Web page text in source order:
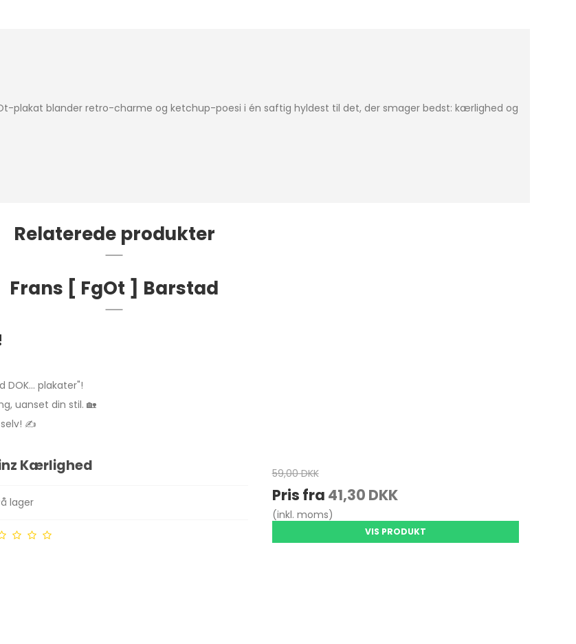
plakat blander retro-charme og ketchup-poesi i én saftig hyldest til det, der smager bedst: kærlighed og
Relaterede produkter
Frans [ FgOt ] Barstad
plakater"!
uanset din stil. 🏡
selv! ✍️
Kærlighed
lager
59,00 DKK
Pris fra 41,30 DKK
(inkl. moms)
VIS PRODUKT